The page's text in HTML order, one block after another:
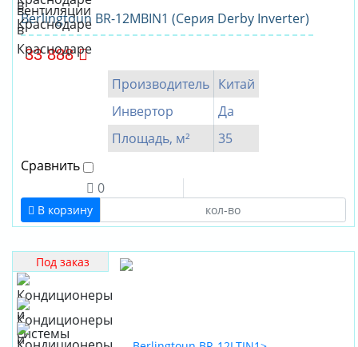
Berlingtoun BR-12MBIN1 (Серия Derby Inverter)
33 888
Производитель Китай
Инвертор
Да
Площадь, м²
35
Сравнить
0
В корзину
Под заказ